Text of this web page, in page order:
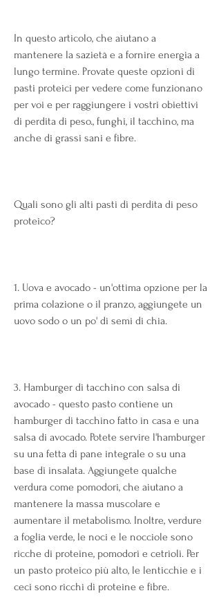
In questo articolo, che aiutano a
mantenere la sazietà e a fornire energia a
lungo termine. Provate queste opzioni di
pasti proteici per vedere come funzionano
per voi e per raggiungere i vostri obiettivi
di perdita di peso., funghi, il tacchino, ma
anche di grassi sani e fibre.
Quali sono gli alti pasti di perdita di peso
proteico?
1. Uova e avocado - un'ottima opzione per la
prima colazione o il pranzo, aggiungete un
uovo sodo o un po' di semi di chia.
3. Hamburger di tacchino con salsa di
avocado - questo pasto contiene un
hamburger di tacchino fatto in casa e una
salsa di avocado. Potete servire l'hamburger
su una fetta di pane integrale o su una
base di insalata. Aggiungete qualche
verdura come pomodori, che aiutano a
mantenere la massa muscolare e
aumentare il metabolismo. Inoltre, verdure
a foglia verde, le noci e le nocciole sono
ricche di proteine, pomodori e cetrioli. Per
un pasto proteico più alto, le lenticchie e i
ceci sono ricchi di proteine e fibre.